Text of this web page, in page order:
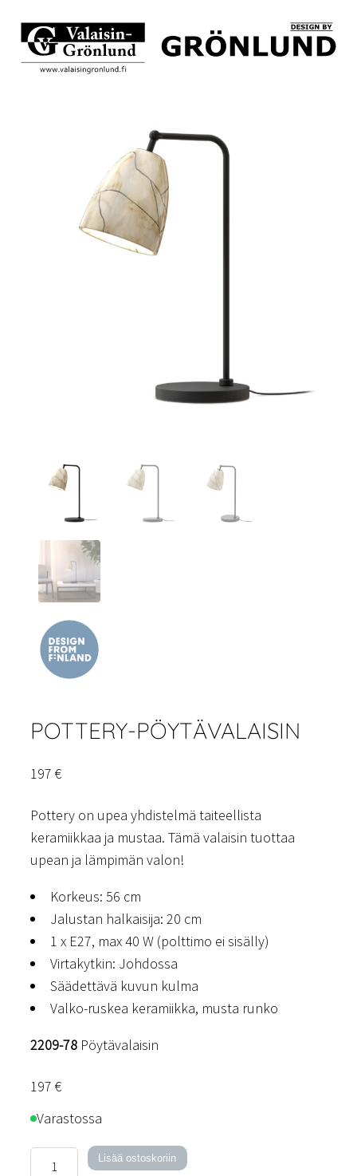
POTTERY-PÖYTÄVALAISIN
197 €
Pottery on upea yhdistelmä taiteellista
keramiikkaa ja mustaa. Tämä valaisin tuottaa
upean ja lämpimän valon!
Korkeus: 56 cm
Jalustan halkaisija: 20 cm
1 x E27, max 40 W (polttimo ei sisälly)
Virtakytkin: Johdossa
Säädettävä kuvun kulma
Valko-ruskea keramiikka, musta runko
2209-78 Pöytävalaisin
197 €
Varastossa
Lisää ostoskoriin